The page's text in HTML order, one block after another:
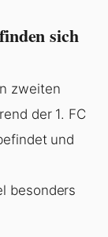
sich
zweiten
der 1. FC
und
besonders